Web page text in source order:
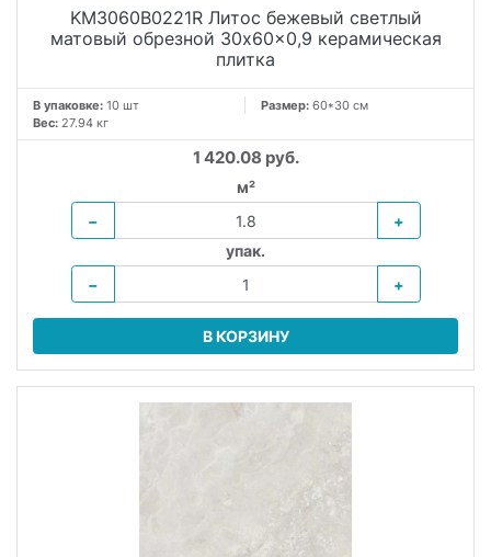
KM3060B0221R Литос бежевый светлый
матовый обрезной 30x60x0,9 керамическая
плитка
В упаковке: 10 шт Размер: 60*30 см
Вес: 27.94 кг
1 420.08 руб.
м²
−
+
упак.
−
+
В КОРЗИНУ